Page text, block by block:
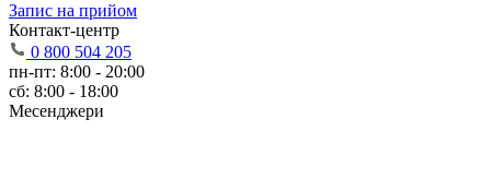
Запис на прийом
Контакт-центр
0 800 504 205
пн-пт: 8:00 - 20:00
сб: 8:00 - 18:00
Месенджери